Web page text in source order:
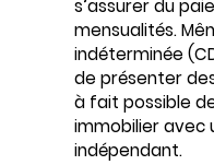
s’assurer du
mensualités.
indéterminée
de présenter
à fait possible
immobilier avec
indépendant.